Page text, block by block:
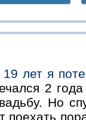
лет я
2
Но
поехать